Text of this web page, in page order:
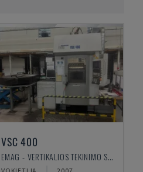
VSC 400
EMAG - VERTIKALIOS TEKINIMO STAKLĖS